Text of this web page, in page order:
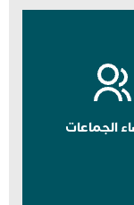
الجماعات